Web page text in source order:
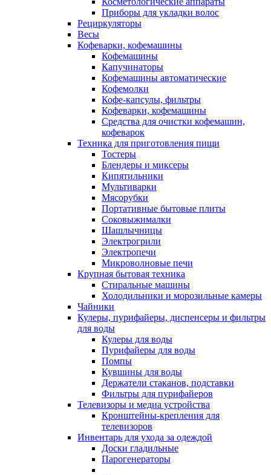
Приборы для укладки волос
Рециркуляторы
Весы
Кофеварки, кофемашины
Кофемашины
Капучинаторы
Кофемашины автоматические
Кофемолки
Кофе-капсулы, фильтры
Кофеварки, кофемашины
Средства для очистки кофемашин,
кофеварок
Техника для приготовления пищи
Тостеры
Блендеры и миксеры
Кипятильники
Мультиварки
Мясорубки
Портативные бытовые плиты
Соковыжималки
Шашлычницы
Электрогрили
Электропечи
Микроволновые печи
Крупная бытовая техника
Стиральные машины
Холодильники и морозильные камеры
Чайники
Кулеры, пурифайеры, диспенсеры и фильтры
для воды
Кулеры для воды
Пурифайеры для воды
Помпы
Кувшины для воды
Держатели стаканов, подставки
Фильтры для пурифайеров
Телевизоры и медиа устройства
Кронштейны-крепления для
телевизоров
Инвентарь для ухода за одеждой
Доски гладильные
Парогенераторы